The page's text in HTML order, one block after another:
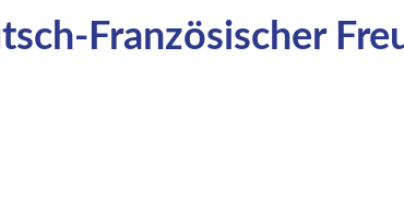
Französischer